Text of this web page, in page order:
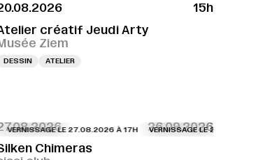
Le journal
15h
créatif Jeudi Arty
Ziem
DESSIN ATELIER
26.09.2026
LE 27.08.2026 À 17H VERNISSAGE LE 27.08.2026 À 17H
Chimeras